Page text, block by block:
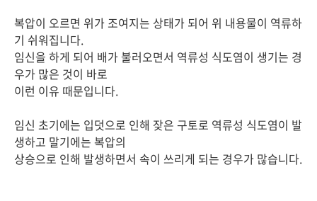
복압이 오르면 위가 조여지는 상태가 되어 위 내용물이 역류하
기 쉬워집니다.
임신을 하게 되어 배가 불러오면서 역류성 식도염이 생기는 경
우가 많은 것이 바로
이런 이유 때문입니다.
임신 초기에는 입덧으로 인해 잦은 구토로 역류성 식도염이 발
생하고 말기에는 복압의
상승으로 인해 발생하면서 속이 쓰리게 되는 경우가 많습니다.